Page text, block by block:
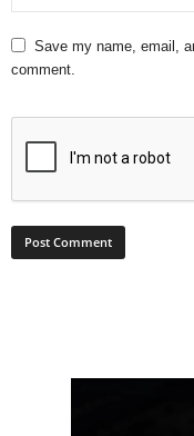
Save my name, email,
comment.